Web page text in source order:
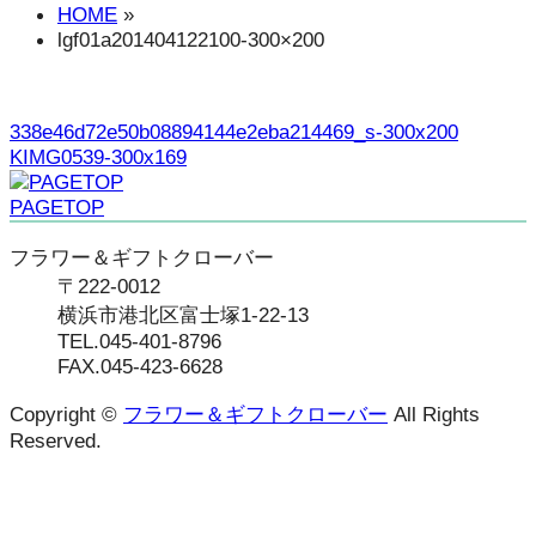
HOME »
lgf01a201404122100-300×200
338e46d72e50b08894144e2eba214469_s-300x200
KIMG0539-300x169
PAGETOP
フラワー＆ギフトクローバー
〒222-0012
横浜市港北区富士塚1-22-13
TEL.045-401-8796
FAX.045-423-6628
Copyright © フラワー＆ギフトクローバー All Rights
Reserved.